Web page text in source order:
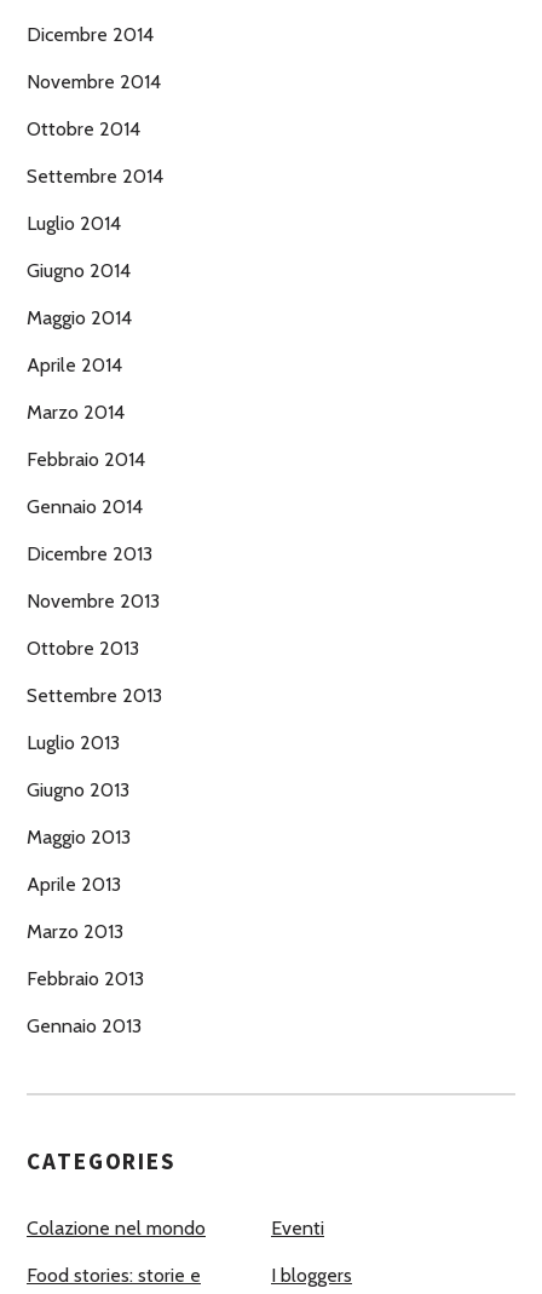
Dicembre 2014
Novembre 2014
Ottobre 2014
Settembre 2014
Luglio 2014
Giugno 2014
Maggio 2014
Aprile 2014
Marzo 2014
Febbraio 2014
Gennaio 2014
Dicembre 2013
Novembre 2013
Ottobre 2013
Settembre 2013
Luglio 2013
Giugno 2013
Maggio 2013
Aprile 2013
Marzo 2013
Febbraio 2013
Gennaio 2013
CATEGORIES
Colazione nel mondo Eventi
Food stories: storie e
I bloggers